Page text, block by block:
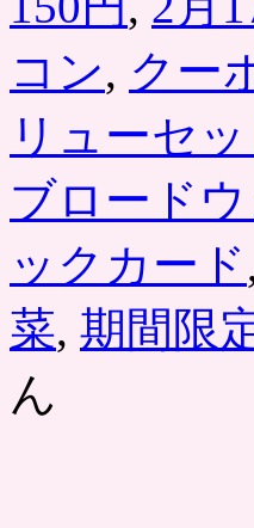
コン, クー
リューセ
ブロード
ックカード
菜, 期間限
ん